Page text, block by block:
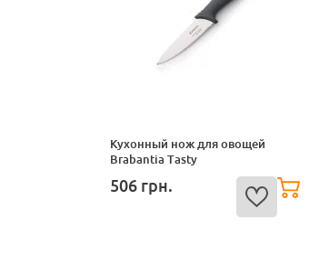
Кухонный нож для овощей
Brabantia Tasty
506 грн.